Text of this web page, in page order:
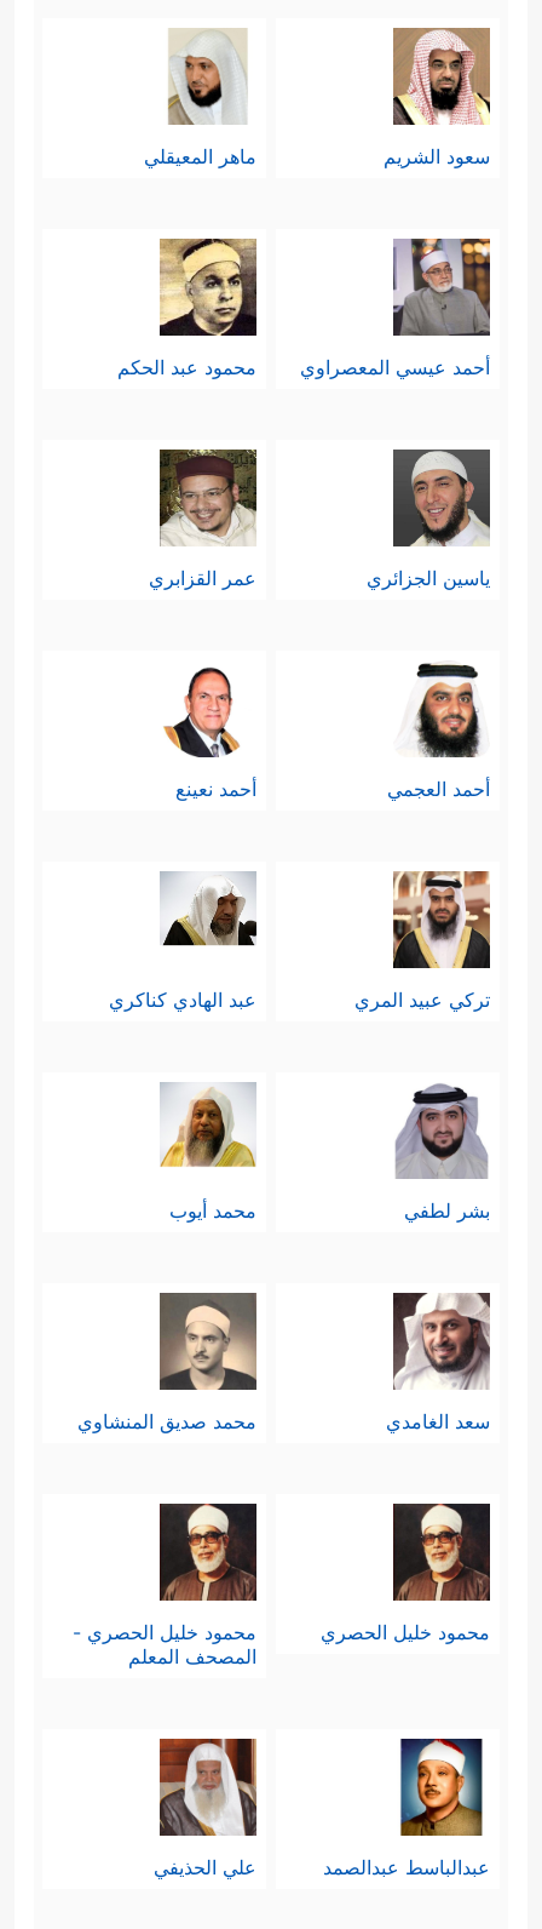
سعود الشريم ماهر المعيقلي
أحمد عيسي المعصراوي محمود عبد الحكم
ياسين الجزائري عمر القزابري
أحمد العجمي أحمد نعينع
تركي عبيد المري عبد الهادي كناكري
بشر لطفي محمد أيوب
سعد الغامدي محمد صديق المنشاوي
محمود خليل الحصري
محمود خليل الحصري -
المصحف المعلم
عبدالباسط عبدالصمد علي الحذيفي